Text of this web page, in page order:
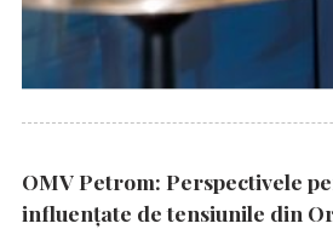
OMV Petrom: Perspectivele
influențate de tensiunile din